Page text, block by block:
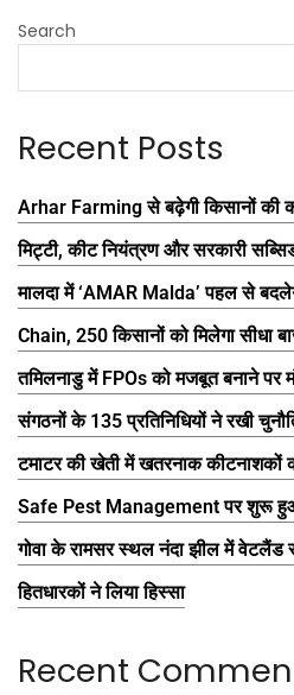
Search
Recent Posts
Arhar Farming से बढ़ेगी किसानों की
मिट्टी, कीट नियंत्रण और सरकारी
मालदा में ‘AMAR Malda’ पहल से
Chain, 250 किसानों को मिलेगा सीधा
तमिलनाडु में FPOs को मजबूत बनाने पर
संगठनों के 135 प्रतिनिधियों ने रखी
टमाटर की खेती में खतरनाक कीटनाशकों
Safe Pest Management पर शुरू
गोवा के रामसर स्थल नंदा झील में वेटलैंड
हितधारकों ने लिया हिस्सा
Recent